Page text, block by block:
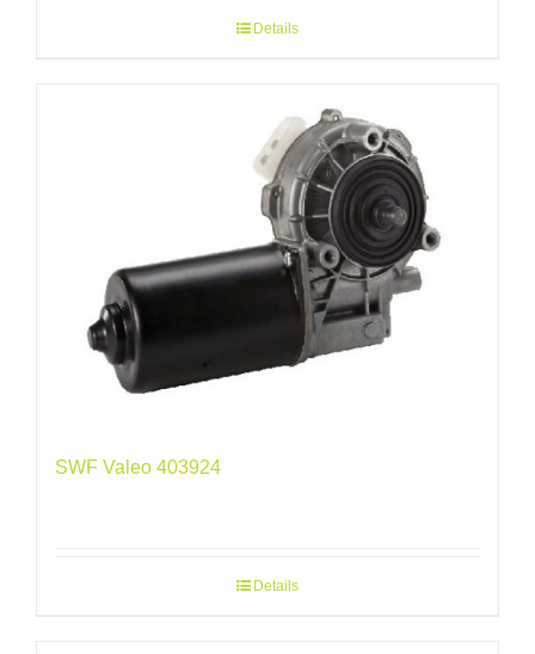
Details
SWF Valeo 403924
Details